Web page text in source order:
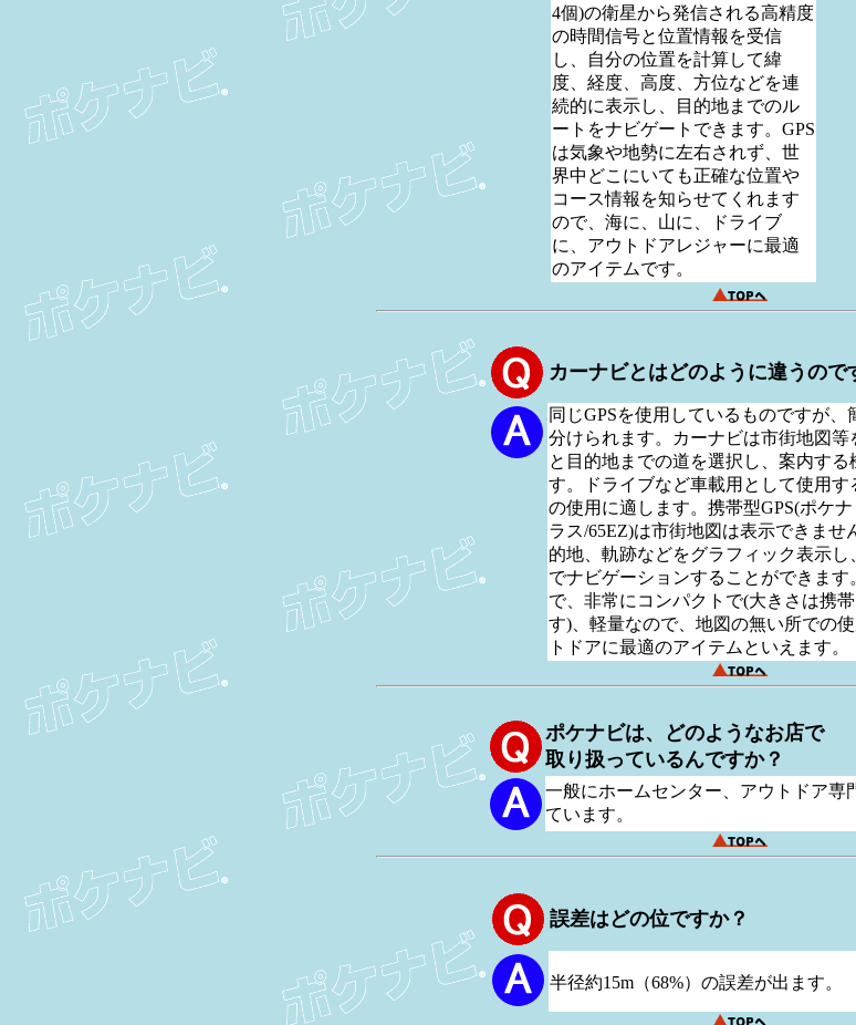
4個)の衛星から発信される高精度
の時間信号と位置情報を受信
し、自分の位置を計算して緯
度、経度、高度、方位などを連
続的に表示し、目的地までのル
ートをナビゲートできます。GPS
は気象や地勢に左右されず、世
界中どこにいても正確な位置や
コース情報を知らせてくれます
ので、海に、山に、ドライブ
に、アウトドアレジャーに最適
のアイテムです。
カーナビとはどのように違うので
同じGPSを使用しているものですが、
分けられます。カーナビは市街地図等
と目的地までの道を選択し、案内する
す。ドライブなど車載用として使用す
の使用に適します。携帯型GPS(ポケ
ラス/65EZ)は市街地図は表示できませ
的地、軌跡などをグラフィック表示し
でナビゲーションすることができます
で、非常にコンパクトで(大きさは携
す)、軽量なので、地図の無い所での
トドアに最適のアイテムといえます。
ポケナビは、どのようなお店で
取り扱っているんですか？
一般にホームセンター、アウトドア専
ています。
誤差はどの位ですか？
半径約15m（68%）の誤差が出ます。